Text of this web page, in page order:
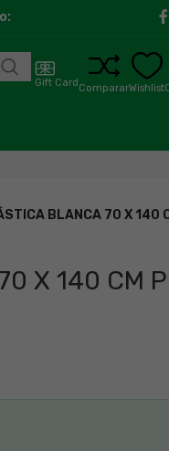
h a 18:00 h
Gift CardCompararWishlist
BLANCA 70 X
X 140 CM